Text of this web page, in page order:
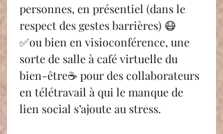
personnes, en présentiel (dans le
respect des gestes barrières) 😷
✅ou bien en visioconférence, une
sorte de salle à café virtuelle du
bien-être☕ pour des collaborateurs
en télétravail à qui le manque de
lien social s’ajoute au stress.